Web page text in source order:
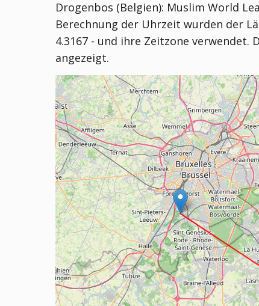
Drogenbos (Belgien): Muslim World
Berechnung der Uhrzeit wurden der
4.3167 - und ihre Zeitzone
angezeigt.